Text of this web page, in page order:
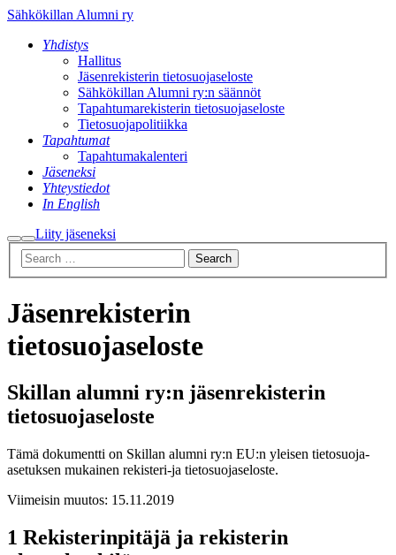
Sähkökillan Alumni ry
Yhdistys
Hallitus
Jäsenrekisterin tietosuojaseloste
Sähkökillan Alumni ry:n säännöt
Tapahtumarekisterin tietosuojaseloste
Tietosuojapolitiikka
Tapahtumat
Tapahtumakalenteri
Jäseneksi
Yhteystiedot
In English
Search
Main
menu
Liity jäseneksi
Jäsenrekisterin
tietosuojaseloste
Skillan alumni ry:n jäsenrekisterin
tietosuojaseloste
Tämä dokumentti on Skillan alumni ry:n EU:n yleisen tietosuoja-
asetuksen mukainen rekisteri-ja tietosuojaseloste.
Viimeisin muutos: 15.11.2019
1 Rekisterinpitäjä ja rekisterin